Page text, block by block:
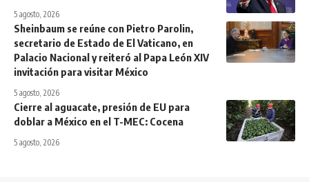
5 agosto, 2026
Sheinbaum se reúne con Pietro Parolin,
secretario de Estado de El Vaticano, en
Palacio Nacional y reiteró al Papa León XIV
invitación para visitar México
5 agosto, 2026
Cierre al aguacate, presión de EU para
doblar a México en el T-MEC: Cocena
5 agosto, 2026